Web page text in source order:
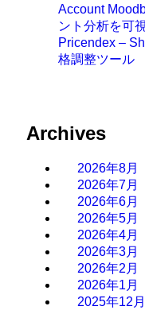
Account
ント分析を可
Pricendex –
格調整ツール
Archives
2026年8月
2026年7月
2026年6月
2026年5月
2026年4月
2026年3月
2026年2月
2026年1月
2025年12月